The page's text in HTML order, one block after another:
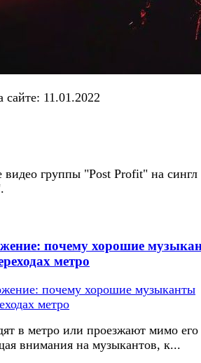
сайте: 11.01.2022
группы "Post Profit" на сингл
почему хорошие
метро
в метро или проезжают мимо его
внимания на музыкантов, к...